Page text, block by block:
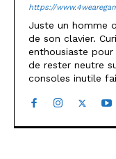
https://
Juste un homme
de son clavier.
enthousiaste
de rester neutre
consoles inutile